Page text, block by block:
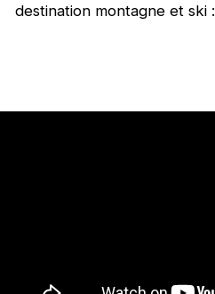
destination montagne et ski :